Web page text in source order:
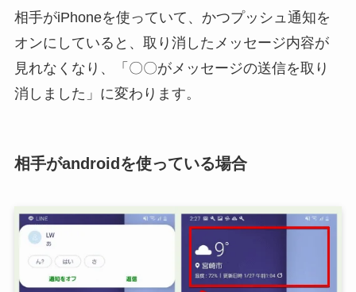
相手がiPhoneを使っていて、かつプッシュ通知を
オンにしていると、取り消したメッセージ内容が
見れなくなり、「〇〇がメッセージの送信を取り
消しました」に変わります。
相手がandroidを使っている場合